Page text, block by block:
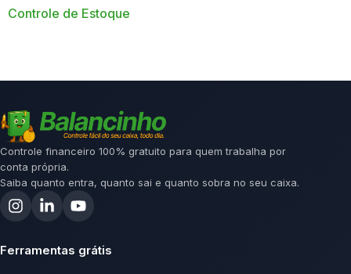
Controle de Estoque
Controle financeiro 100% gratuito para quem trabalha por
conta própria.
Saiba quanto entra, quanto sai e quanto sobra no seu caixa.
Ferramentas grátis